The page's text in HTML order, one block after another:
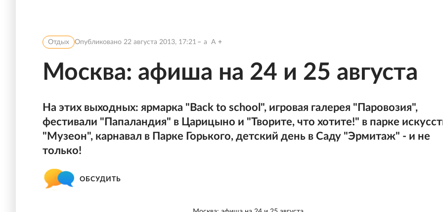
Отдых Опубликовано 22 августа 2013, 17:21 a A
Москва: афиша на 24 и 25 августа
На этих выходных: ярмарка "Back to school", игровая галерея "Паровозия",
фестивали "Папаландия" в Царицыно и "Творите, что хотите!" в парке
"Музеон", карнавал в Парке Горького, детский день в Саду "Эрмитаж" - и не
только!
ОБСУДИТЬ